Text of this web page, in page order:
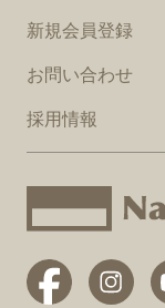
新規会員登録
お問い合わせ
採用情報